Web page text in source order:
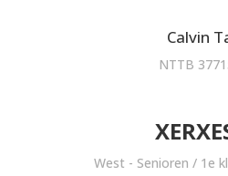
Calvin
NTTB
West - Senioren / 1e